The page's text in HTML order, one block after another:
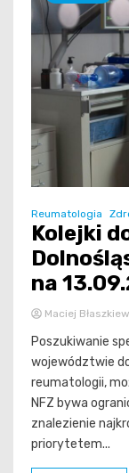
Reumatologia
Kolejki
na
Maciej
Poszukiwanie
województwie
reumatologii,
NFZ bywa
znalezienie
priorytetem...